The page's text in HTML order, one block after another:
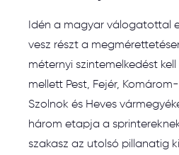
Idén a magyar válogatottal
vesz részt a
méternyi szintemelkedést
mellett Pest, Fejér,
Szolnok és Heves
három etapja a
szakasz az utolsó pillanatig